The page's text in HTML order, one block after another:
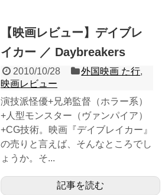
【映画レビュー】デイブレ
イカー ／ Daybreakers
2010/10/28 外国映画 た行,
映画レビュー
演技派怪優+兄弟監督（ホラー系）
+人型モンスター（ヴァンパイア）
+CG技術。映画『デイブレイカー』
の売りと言えば、そんなところでし
ょうか。そ...
記事を読む